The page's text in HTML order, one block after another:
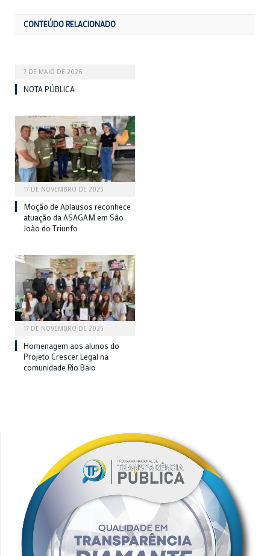
CONTEÚDO RELACIONADO
7 DE MAIO DE 2026
NOTA PÚBLICA
17 DE NOVEMBRO DE 2025
Moção de Aplausos reconhece
atuação da ASAGAM em São
João do Triunfo
17 DE NOVEMBRO DE 2025
Homenagem aos alunos do
Projeto Crescer Legal na
comunidade Rio Baio